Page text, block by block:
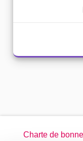
Charte de